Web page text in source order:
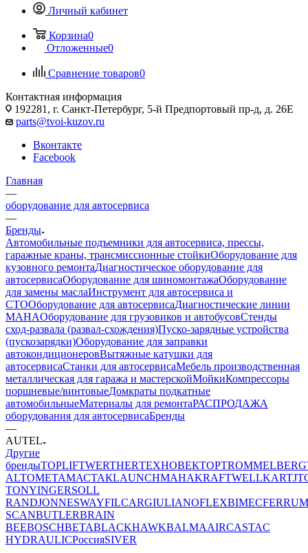
Личный кабинет
Корзина0
Отложенные0
Сравнение товаров0
Контактная информация
192281, г. Санкт-Петербург, 5-й Предпортовый пр-д, д. 26Е
parts@tvoi-kuzov.ru
Вконтакте
Facebook
Главная
—
оборудование для автосервиса
—
Бренды
Автомобильные подъемники для автосервиса, прессы,
гаражные краны, трансмиссионные стойкиОборудование для
кузовного ремонтаДиагностическое оборудование для
автосервисаОборудование для шиномонтажаОборудование
для замены маслаИнструмент для автосервиса и
СТООборудование для автосервисаДиагностические линии
MAHAОборудование для грузовиков и автобусовСтенды
сход-развала (развал-схождения)Пуско-зарядные устройства
(пускозарядки)Оборудование для заправки
автокондиционеровВытяжные катушки для
автосервисаСтанки для автосервисаМебель производственная
металлическая для гаража и мастерскойМойкиКомпрессоры
поршневые/винтовыеДомкраты подкатные
автомобильныеМатериалы для ремонтаРАСПРОДАЖА
оборудования для автосервисаБренды
—
AUTEL
Другие
брендыTOPLIFTWERTHERТЕХНОВЕКТОРTROMMELBERG
ALTOМЕТАМАСТАКLAUNCHMAHAKRAFTWELLKART
TONYINGERSOLL
RANDJONNESWAYFILCARGIULIANOFLEXBIMECFERRUM
SCANBUTLERBRAIN
BEEBOSCHBETABLACKHAWKBALMAAIRCASTAC
HYDRAULICРоссияSIVER